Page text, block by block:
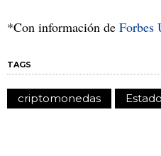
*Con información de Forbes
TAGS
criptomonedas